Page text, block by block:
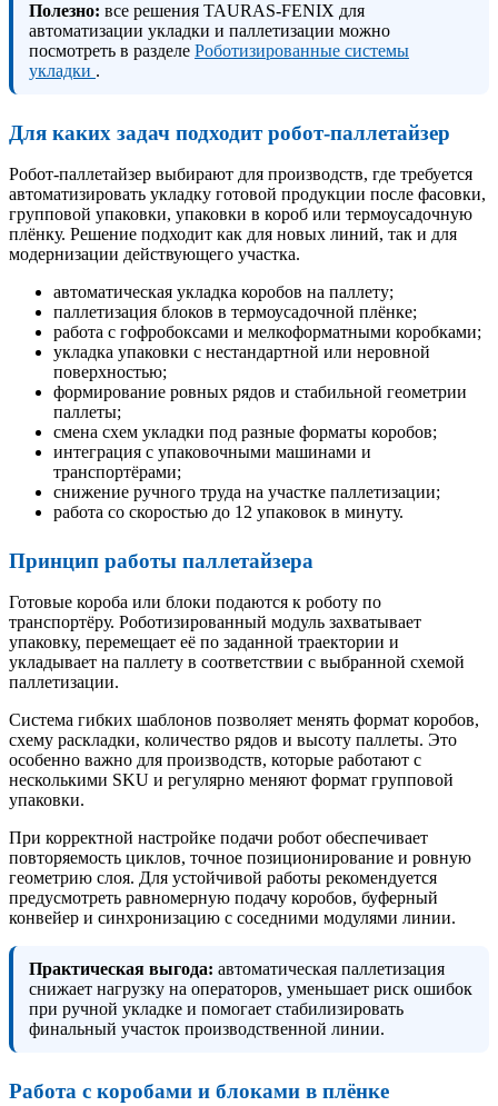
Полезно: все решения TAURAS-FENIX для
автоматизации укладки и паллетизации можно
посмотреть в разделе Роботизированные системы
укладки .
Для каких задач подходит робот-паллетайзер
Робот-паллетайзер выбирают для производств, где требуется
автоматизировать укладку готовой продукции после фасовки,
групповой упаковки, упаковки в короб или термоусадочную
плёнку. Решение подходит как для новых линий, так и для
модернизации действующего участка.
автоматическая укладка коробов на паллету;
паллетизация блоков в термоусадочной плёнке;
работа с гофробоксами и мелкоформатными коробками;
укладка упаковки с нестандартной или неровной
поверхностью;
формирование ровных рядов и стабильной геометрии
паллеты;
смена схем укладки под разные форматы коробов;
интеграция с упаковочными машинами и
транспортёрами;
снижение ручного труда на участке паллетизации;
работа со скоростью до 12 упаковок в минуту.
Принцип работы паллетайзера
Готовые короба или блоки подаются к роботу по
транспортёру. Роботизированный модуль захватывает
упаковку, перемещает её по заданной траектории и
укладывает на паллету в соответствии с выбранной схемой
паллетизации.
Система гибких шаблонов позволяет менять формат коробов,
схему раскладки, количество рядов и высоту паллеты. Это
особенно важно для производств, которые работают с
несколькими SKU и регулярно меняют формат групповой
упаковки.
При корректной настройке подачи робот обеспечивает
повторяемость циклов, точное позиционирование и ровную
геометрию слоя. Для устойчивой работы рекомендуется
предусмотреть равномерную подачу коробов, буферный
конвейер и синхронизацию с соседними модулями линии.
Практическая выгода: автоматическая паллетизация
снижает нагрузку на операторов, уменьшает риск ошибок
при ручной укладке и помогает стабилизировать
финальный участок производственной линии.
Работа с коробами и блоками в плёнке